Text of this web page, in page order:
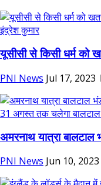
यूसीसी से किसी धर्म को
PNI News Jul 17, 2023
अमरनाथ यात्रा बालटाल
PNI News Jun 10, 2023